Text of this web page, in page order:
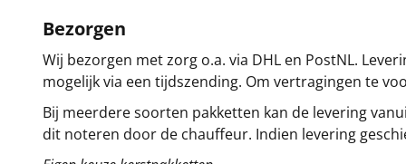
Bezorgen
Wij bezorgen met zorg o.a. via DHL en PostNL.
mogelijk via een tijdszending. Om vertragingen te
Bij meerdere soorten pakketten kan de levering
dit noteren door de chauffeur. Indien levering